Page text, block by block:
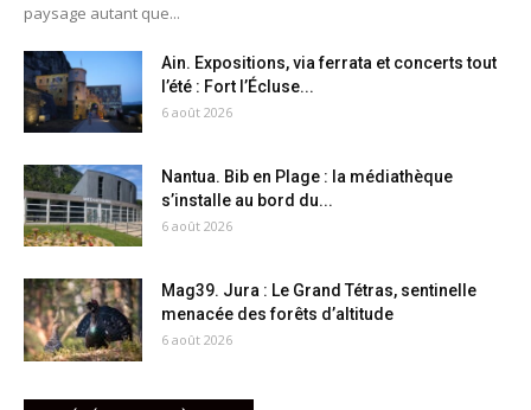
paysage autant que...
Ain. Expositions, via ferrata et concerts tout
l’été : Fort l’Écluse...
6 août 2026
Nantua. Bib en Plage : la médiathèque
s’installe au bord du...
6 août 2026
Mag39. Jura : Le Grand Tétras, sentinelle
menacée des forêts d’altitude
6 août 2026